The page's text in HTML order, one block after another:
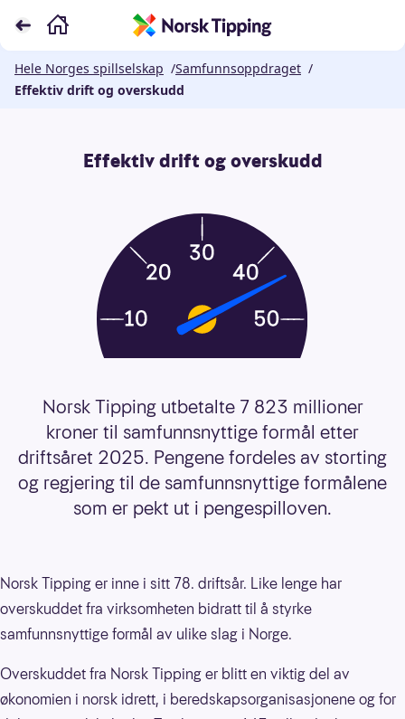
Hele Norges spillselskap /Samfunnsoppdraget /
Effektiv drift og overskudd
Effektiv drift og overskudd
Norsk Tipping utbetalte 7 823 millioner
kroner til samfunnsnyttige formål etter
driftsåret 2025. Pengene fordeles av storting
og regjering til de samfunnsnyttige formålene
som er pekt ut i pengespilloven.
Norsk Tipping er inne i sitt 78. driftsår. Like lenge har
overskuddet fra virksomheten bidratt til å styrke
samfunnsnyttige formål av ulike slag i Norge.
Overskuddet fra Norsk Tipping er blitt en viktig del av
økonomien i norsk idrett, i beredskapsorganisasjonene og for